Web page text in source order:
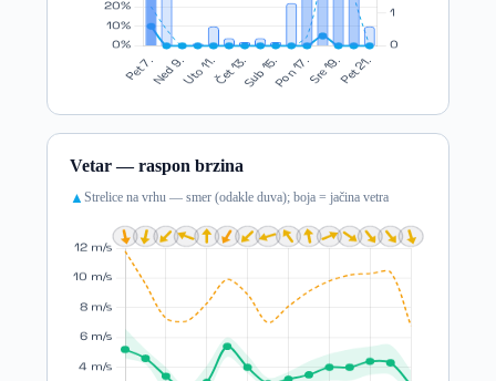
Vetar — raspon brzina
▲ Strelice na vrhu — smer (odakle duva); boja = jačina vetra